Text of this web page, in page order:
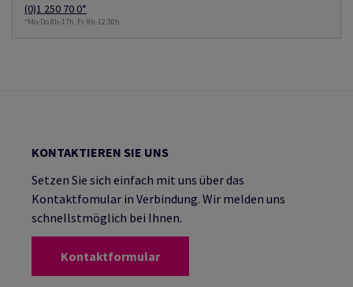
(0)1 250 70 0*
*Mo-Do 8h-17h, Fr. 8h-12:30h
KONTAKTIEREN SIE UNS
Setzen Sie sich einfach mit uns über das
Kontaktfomular in Verbindung. Wir melden uns
schnellstmöglich bei Ihnen.
Kontaktformular